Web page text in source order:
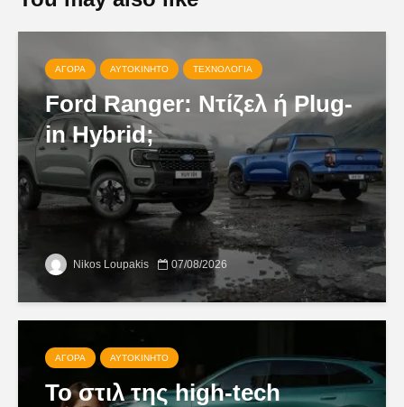
ΑΓΟΡΆ ΑΥΤΟΚΊΝΗΤΟ ΤΕΧΝΟΛΟΓΊΑ
Ford Ranger: Ντίζελ ή Plug-
in Hybrid;
Nikos Loupakis 07/08/2026
ΑΓΟΡΆ ΑΥΤΟΚΊΝΗΤΟ
Το στιλ της high-tech